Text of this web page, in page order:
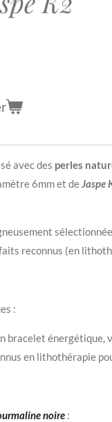
avec des perles
6mm et deJaspe
reconnus (en
:
bracelet énergétique,
en lithothérapie
noire :